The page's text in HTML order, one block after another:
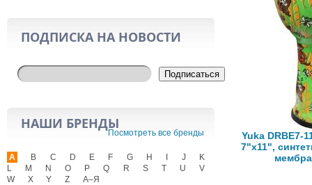
ПОДПИСКА НА НОВОСТИ
Подписаться
НАШИ БРЕНДЫ
Посмотреть все бренды
A B C D E F G H J
K
L
M N O P Q R S T U
V
W
X Y Z А–Я
Yuka DRBE7-
7"х11",